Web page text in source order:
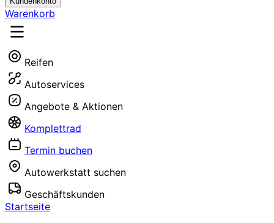
Warenkorb
Reifen
Autoservices
Angebote & Aktionen
Komplettrad
Termin buchen
Autowerkstatt suchen
Geschäftskunden
Startseite